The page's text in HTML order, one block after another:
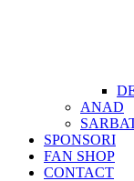
ANAD
SPONSORI
FAN SHOP
CONTACT